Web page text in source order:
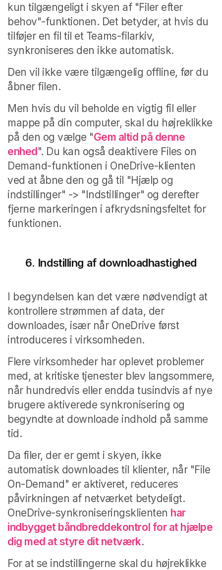
kun tilgængeligt i skyen af "Filer efter
behov"-funktionen. Det betyder, at hvis du
tilføjer en fil til et Teams-filarkiv,
synkroniseres den ikke automatisk.
Den vil ikke være tilgængelig offline, før du
åbner filen.
Men hvis du vil beholde en vigtig fil eller
mappe på din computer, skal du højreklikke
på den og vælge "Gem altid på denne
enhed". Du kan også deaktivere Files on
Demand-funktionen i OneDrive-klienten
ved at åbne den og gå til "Hjælp og
indstillinger" -> "Indstillinger" og derefter
fjerne markeringen i afkrydsningsfeltet for
funktionen.
6. Indstilling af downloadhastighed
I begyndelsen kan det være nødvendigt at
kontrollere strømmen af data, der
downloades, især når OneDrive først
introduceres i virksomheden.
Flere virksomheder har oplevet problemer
med, at kritiske tjenester blev langsommere,
når hundredvis eller endda tusindvis af nye
brugere aktiverede synkronisering og
begyndte at downloade indhold på samme
tid.
Da filer, der er gemt i skyen, ikke
automatisk downloades til klienter, når "File
On-Demand" er aktiveret, reduceres
påvirkningen af netværket betydeligt.
OneDrive-synkroniseringsklienten har
indbygget båndbreddekontrol for at hjælpe
dig med at styre dit netværk.
For at se indstillingerne skal du højreklikke